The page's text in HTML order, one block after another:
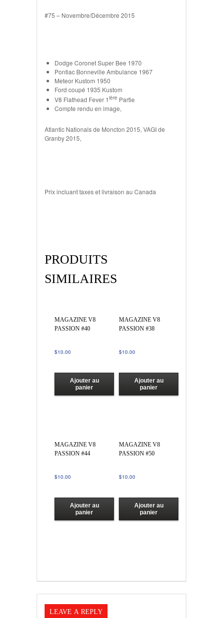
#75 – Novembre/Décembre 2015
Dodge Coronet Super Bee 1970
Pontiac Bonneville Ambulance 1967
Meteor Kustom 1950
Ford coupé 1935 Kustom
V8 Flathead Fever 1ière Partie
Compte rendu en image,
Atlantic Nationals de Moncton 2015, VAGI de
Granby 2015,
Prix incluant taxes et livraison au Canada
PRODUITS
SIMILAIRES
MAGAZINE V8
PASSION #40
$10.00
Ajouter au
panier
MAGAZINE V8
PASSION #38
$10.00
Ajouter au
panier
MAGAZINE V8
PASSION #44
$10.00
Ajouter au
panier
MAGAZINE V8
PASSION #50
$10.00
Ajouter au
panier
LEAVE A REPLY